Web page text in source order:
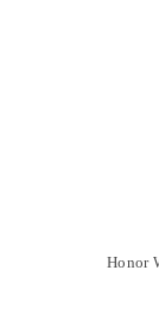
Honor